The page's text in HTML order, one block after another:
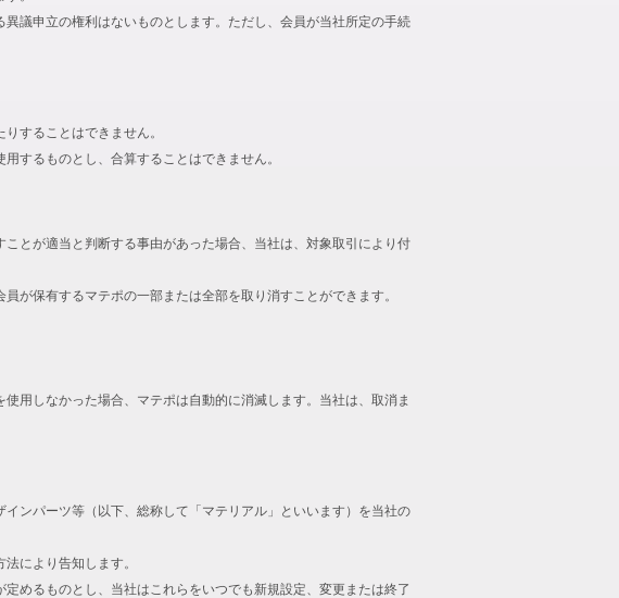
議申立の権利はないものとします。ただし、会員が当社所定の手続
することはできません。
するものとし、合算することはできません。
とが適当と判断する事由があった場合、当社は、対象取引により付
が保有するマテポの一部または全部を取り消すことができます。
用しなかった場合、マテポは自動的に消滅します。当社は、取消ま
ンパーツ等（以下、総称して「マテリアル」といいます）を当社の
により告知します。
めるものとし、当社はこれらをいつでも新規設定、変更または終了